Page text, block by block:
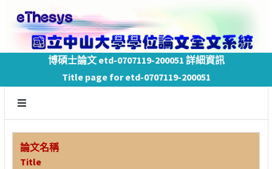
博碩士論文 etd-0707119-200051 詳細資訊
Title page for etd-0707119-200051
論文名稱
Title